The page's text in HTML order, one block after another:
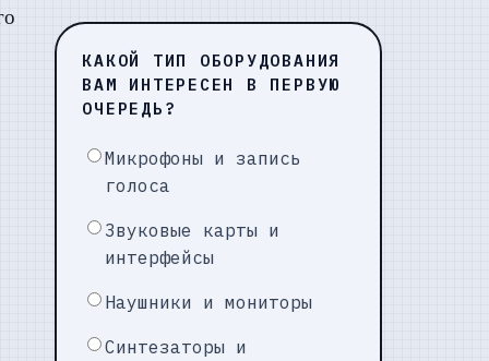
КАКОЙ ТИП ОБОРУДОВАНИЯ
ВАМ ИНТЕРЕСЕН В ПЕРВУЮ
ОЧЕРЕДЬ?
Микрофоны и запись
голоса
Звуковые карты и
интерфейсы
Наушники и мониторы
Синтезаторы и